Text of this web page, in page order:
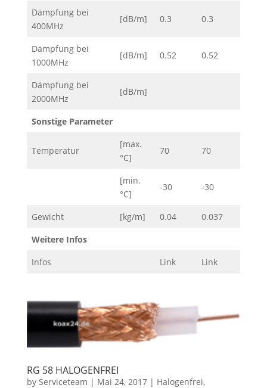
Dämpfung bei
400MHz
[dB/m] 0.3 0.3
Dämpfung bei
1000MHz
[dB/m] 0.52 0.52
Dämpfung bei
2000MHz
[dB/m]
Sonstige Parameter
Temperatur
[max.
°C]
70 70
[min.
°C]
-30 -30
Gewicht [kg/m] 0.04 0.037
Weitere Infos
Infos
Link Link
RG 58 HALOGENFREI
by Serviceteam | Mai 24, 2017| Halogenfrei,